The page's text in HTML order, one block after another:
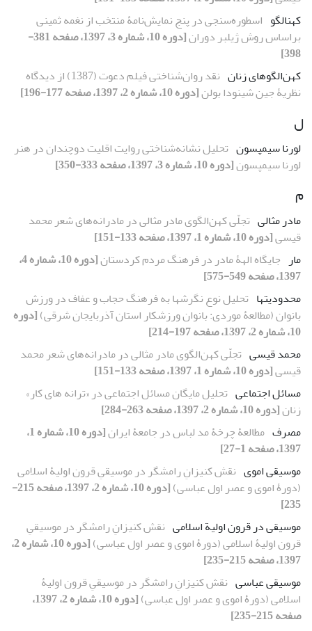
کهن‏الگو اسطوره‌سنجی در پنج نمایش‌نامۀ منتخب از نغمه ثمینی
براساس روش ژیلبر دوران
[دوره 10، شماره 3، 1397، صفحه 381-
398]
کهن‌الگوهای زنان
نقد روان‌شناختی فیلم دعوت (1387) از دیدگاه
نظریۀ جین شینودا بولن[دوره 10، شماره 2، 1397، صفحه 177-196]
ل
لورنا سیمپسون تحلیل نشانه‌شناختی روایت اقلیت دوچندان در هنر
لورنا سیمپسون[دوره 10، شماره 3، 1397، صفحه 333-350]
م
مادر مثالی تجلّی کهن‌الگوی مادر مثالی در مادرانه‌های شعر محمد
قیسی[دوره 10، شماره 1، 1397، صفحه 133-151]
مار جایگاه الهۀ مادر در فرهنگ مردم کردستان
[دوره 10، شماره 4،
1397، صفحه 549-575]
محدودیت‏ها تحلیل نوع نگرش‏ها به فرهنگ‏ حجاب و عفاف در ورزش
‏بانوان (مطالعۀ موردی: بانوان ورزشکار استان آذربایجان شرقی)[دوره
10، شماره 2، 1397، صفحه 197-214]
محمد قیسی تجلّی کهن‌الگوی مادر مثالی در مادرانه‌های شعر محمد
قیسی[دوره 10، شماره 1، 1397، صفحه 133-151]
مسائل اجتماعی تحلیل مایگان مسائل اجتماعی در «ترانه‏ های کار»
زنان[دوره 10، شماره 2، 1397، صفحه 263-284]
مصرف مطالعۀ چرخۀ مد لباس در جامعۀ ایران
[دوره 10، شماره 1،
1397، صفحه 1-27]
موسیقی اموی نقش کنیزانِ رامشگر در موسیقیِ قرون اولیۀ اسلامی
(دورۀ اموی و عصر اول عباسی)
[دوره 10، شماره 2، 1397، صفحه 215-
235]
موسیقی در قرون اولیة اسلامی نقش کنیزانِ رامشگر در موسیقیِ
قرون اولیۀ اسلامی (دورۀ اموی و عصر اول عباسی)
[دوره 10، شماره 2،
1397، صفحه 215-235]
موسیقی عباسی نقش کنیزانِ رامشگر در موسیقیِ قرون اولیۀ
اسلامی (دورۀ اموی و عصر اول عباسی)
[دوره 10، شماره 2، 1397،
صفحه 215-235]